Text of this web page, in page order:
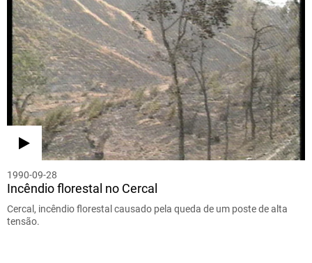
1990-09-28
Incêndio florestal no Cercal
Cercal, incêndio florestal causado pela queda de um poste de alta
tensão.